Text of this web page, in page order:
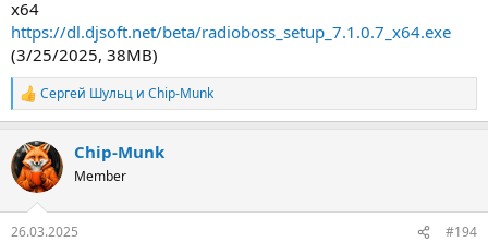
x64
https://dl.djsoft.net/beta/radioboss_setup_7.1.0.7_x64.exe
(3/25/2025, 38MB)
Р
е
к
ц
и
Сергей Шульц и Chip-Munk
Chip-Munk
Member
26.03.2025 #194